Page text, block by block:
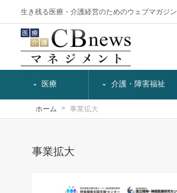
生き残る医療・介護経営のためのウェブマガジン
医療 介護・障害福祉
ホーム 事業拡大
事業拡大